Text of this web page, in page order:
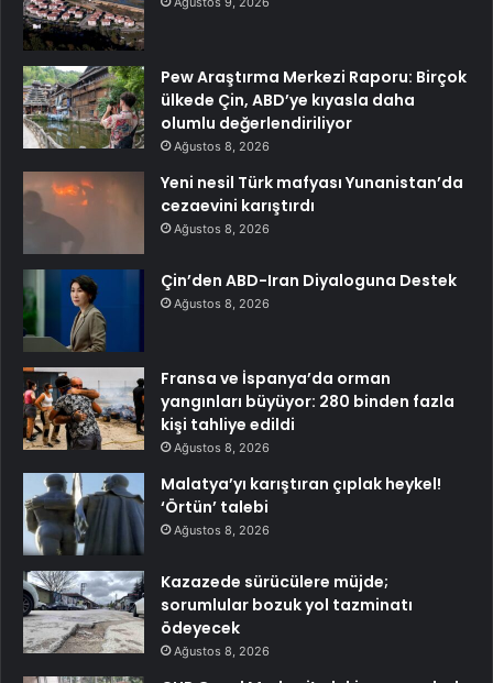
Pew Araştırma Merkezi Raporu: Birçok
ülkede Çin, ABD’ye kıyasla daha
olumlu değerlendiriliyor
Ağustos 8, 2026
Yeni nesil Türk mafyası Yunanistan’da
cezaevini karıştırdı
Ağustos 8, 2026
Çin’den ABD-Iran Diyaloguna Destek
Ağustos 8, 2026
Fransa ve İspanya’da orman
yangınları büyüyor: 280 binden fazla
kişi tahliye edildi
Ağustos 8, 2026
Malatya’yı karıştıran çıplak heykel!
‘Örtün’ talebi
Ağustos 8, 2026
Kazazede sürücülere müjde;
sorumlular bozuk yol tazminatı
ödeyecek
Ağustos 8, 2026